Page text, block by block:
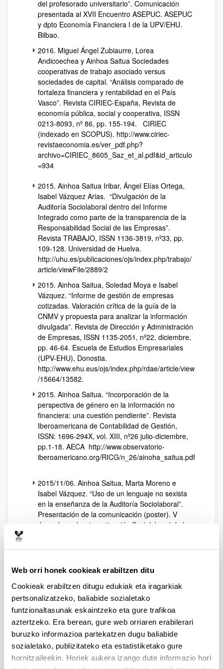
Web orri honek cookieak erabiltzen ditu
Cookieak erabiltzen ditugu edukiak eta iragarkiak
pertsonalizatzeko, baliabide sozialetako
funtzionaltasunak eskaintzeko eta gure trafikoa
aztertzeko. Era berean, gure web orriaren erabilerari
buruzko informazioa partekatzen dugu baliabide
sozialetako, publizitateko eta estatistiketako gure
hornitzaileekin. Horiek aukera izango dute informazio hori
del profesorado universitario”. Comunicación
presentada al XVII Encuentro ASEPUC. ASEPUC
y dpto Economía Financiera I de la UPV/EHU.
Bilbao.
2016. Miguel Ángel Zubiaurre, Lorea
Andicoechea y Ainhoa Saitua Sociedades
cooperativas de trabajo asociado versus
sociedades de capital. “Análisis comparado de
fortaleza financiera y rentabilidad en el País
Vasco”. Revista CIRIEC-España, Revista de
economía pública, social y cooperativa, ISSN
0213-8093, nº 86, pp. 155-194. CIRIEC
(indexado en SCOPUS). http://www.ciriec-
revistaeconomia.es/ver_pdf.php?
archivo=CIRIEC_8605_Saz_et_al.pdf&id_articulo
=934
2015. Ainhoa Saitua Iribar, Ángel Elías Ortega,
Isabel Vázquez Arias. “Divulgación de la
Auditoría Sociolaboral dentro del Informe
Integrado como parte de la transparencia de la
Responsabilidad Social de las Empresas”.
Revista TRABAJO, ISSN 1136-3819, nº33, pp.
109-128. Universidad de Huelva.
http://uhu.es/publicaciones/ojs/index.php/trabajo/
article/viewFile/2889/2
2015. Ainhoa Saitua, Soledad Moya e Isabel
Vázquez. “Informe de gestión de empresas
cotizadas. Valoración crítica de la guía de la
CNMV y propuesta para analizar la información
divulgada”. Revista de Dirección y Administración
de Empresas, ISSN 1135-2051, nº22, diciembre,
pp. 46-64. Escuela de Estudios Empresariales
(UPV-EHU), Donostia.
http://www.ehu.eus/ojs/index.php/rdae/article/view
/15664/13582.
2015. Ainhoa Saitua. “Incorporación de la
perspectiva de género en la información no
financiera: una cuestión pendiente”. Revista
Iberoamericana de Contabilidad de Gestión,
ISSN: 1696-294X, vol. XIII, nº26 julio-diciembre,
pp.1-18. AECA http://www.observatorio-
iberoamericano.org/RICG/n_26/ainoha_saitua.pdf
2015/11/06. Ainhoa Saitua, Marta Moreno e
Isabel Vázquez. “Uso de un lenguaje no sexista
en la enseñanza de la Auditoría Sociolaboral”.
Presentación de la comunicación (poster). V
Jornadas sobre investigación Sociolaboral de la
2015/07/18. Miguel Ángel Zubiaurre, Lorea
Andicoechea y Ainhoa Saitua. “Financial strength
of worker cooperatives in the Basque Country. An
analysis of the effects of distributions and
members’ entry/withdrawal policies”.
Comunicación al 5th International Research
Conference on Social Economy (CIRIEC).
Lisboa
2015. Miguel Ángel Zubiaurre, Lorea